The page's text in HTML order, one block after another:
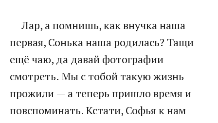
— Лар, а помнишь, как внучка наша
первая, Сонька наша родилась? Тащи
ещё чаю, да давай фотографии
смотреть. Мы с тобой такую жизнь
прожили — а теперь пришло время и
повспоминать. Кстати, Софья к нам